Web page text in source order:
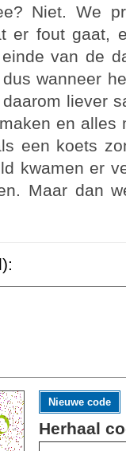
Niet. We
er fout gaat,
van de
wanneer
liever
en alles
een koets
kwamen er
Maar dan
Nieuwe code
Herhaal